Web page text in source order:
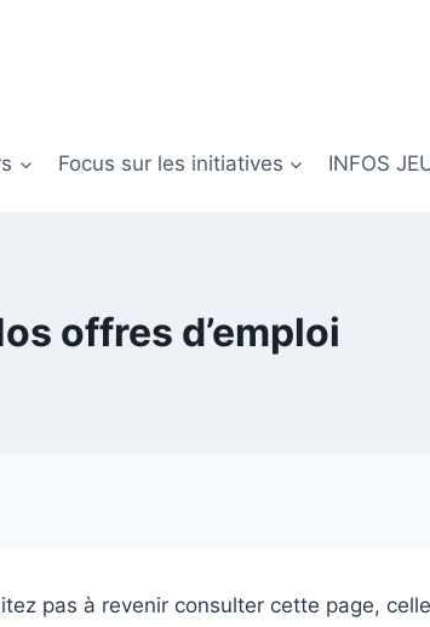
Focus sur les initiatives INFOS
offres d’emploi
pas à revenir consulter cette page,